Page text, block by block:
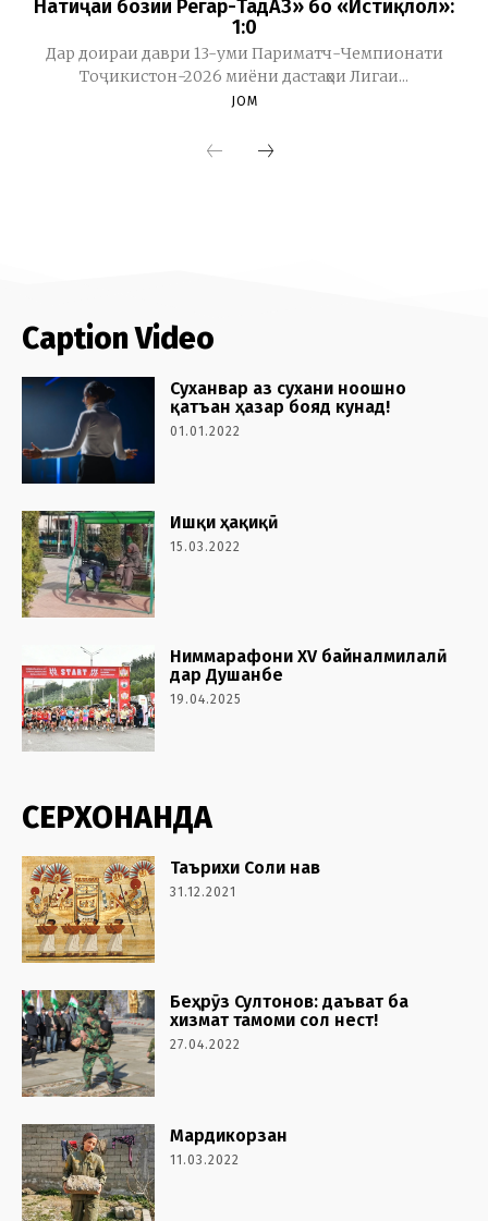
Caption Video
Cуханвар аз сухани ноошно
қатъан ҳазар бояд кунад!
01.01.2022
Ишқи ҳақиқӣ
15.03.2022
Ниммарафони XV байналмилалӣ
дар Душанбе
19.04.2025
СЕРХОНАНДА
Таърихи Соли нав
31.12.2021
Беҳрӯз Султонов: даъват ба
хизмат тамоми сол нест!
27.04.2022
Мардикорзан
11.03.2022